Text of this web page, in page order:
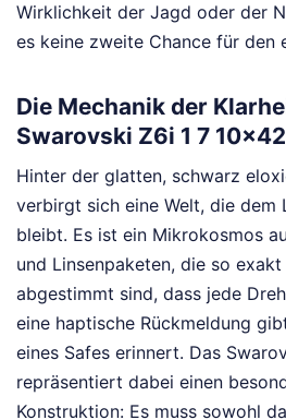
Wirklichkeit der Jagd oder der
es keine zweite Chance für den
Die Mechanik der
Swarovski Z6i 1 7 10x42
Hinter der glatten, schwarz
verbirgt sich eine Welt, die dem
bleibt. Es ist ein Mikrokosmos
und Linsenpaketen, die so
abgestimmt sind, dass jede
eine haptische Rückmeldung
eines Safes erinnert. Das
repräsentiert dabei einen
Konstruktion: Es muss sowohl